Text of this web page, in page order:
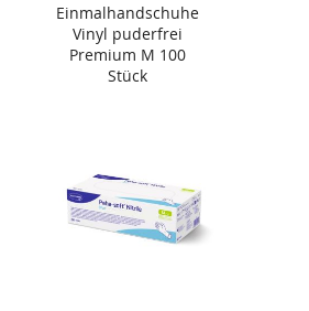
Einmalhandschuhe
Vinyl puderfrei
Premium M 100
Stück